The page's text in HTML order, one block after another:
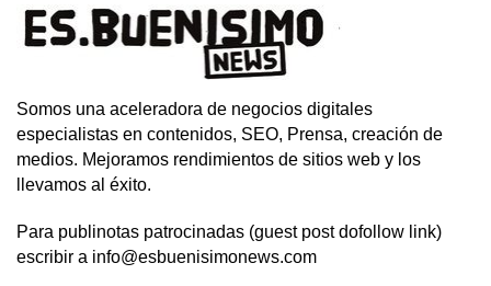
Somos una aceleradora de negocios digitales
especialistas en contenidos, SEO, Prensa, creación de
medios. Mejoramos rendimientos de sitios web y los
llevamos al éxito.
Para publinotas patrocinadas (guest post dofollow link)
escribir a info@esbuenisimonews.com